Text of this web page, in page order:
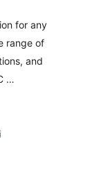
for any
range of
and
…